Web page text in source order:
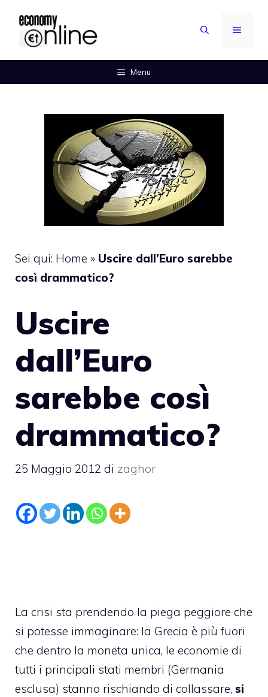
contenuto
MENU
Menu
Sei qui: Home » Uscire dall’Euro sarebbe
così drammatico?
Uscire
dall’Euro
sarebbe così
drammatico?
25 Maggio 2012 di zaghor
La crisi sta prendendo la piega peggiore che
si potesse immaginare: la Grecia è più fuori
che dentro la moneta unica, le economie di
tutti i principali stati membri (Germania
esclusa) stanno rischiando di collassare, si